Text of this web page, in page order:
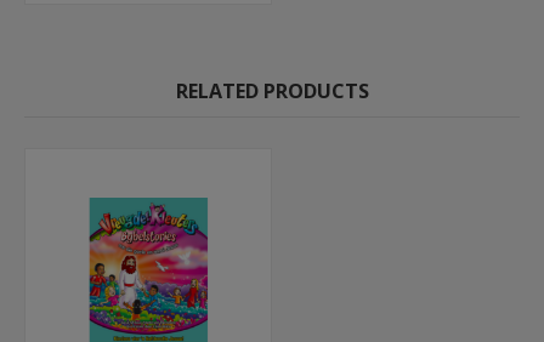
RELATED PRODUCTS